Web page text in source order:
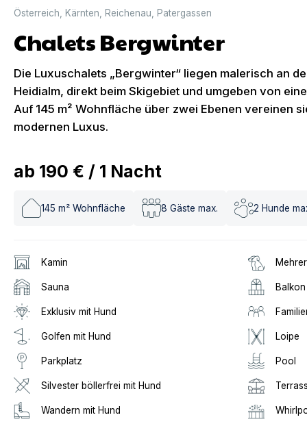
Österreich Kärnten Reichenau Patergassen
Chalets Bergwinter
Die Luxuschalets „Bergwinter“ liegen malerisch an
Heidialm, direkt beim Skigebiet und umgeben von
Auf 145 m² Wohnfläche über zwei Ebenen vereinen
modernen Luxus.
ab 190 € / 1 Nacht
145 m² Wohnfläche 8 Gäste max. 2 Hunde
Kamin
Sauna Balkon
Exklusiv mit Hund
Golfen mit Hund Loipe
Parkplatz Pool
Silvester böllerfrei mit Hund
Wandern mit Hund